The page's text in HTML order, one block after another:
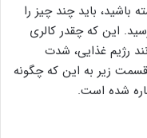
باشید، باید چند چیز را
این که چقدر کالری
رژیم غذایی، شدت
زیر به این که چگونه
شده است.